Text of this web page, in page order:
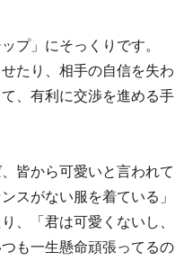
プ」にそっくりです。
たり、相手の自信を失わ
、有利に交渉を進める手
皆から可愛いと言われて
スがない服を着ている」
、「君は可愛くないし、
も一生懸命頑張ってるの